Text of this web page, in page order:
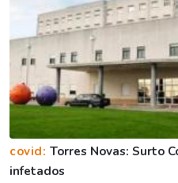
covid:Torres Novas: Surto
infetados